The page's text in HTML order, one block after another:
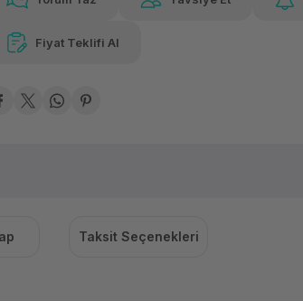
109,94 TL
Fiyat Teklifi Al
Taksit Seçenekleri